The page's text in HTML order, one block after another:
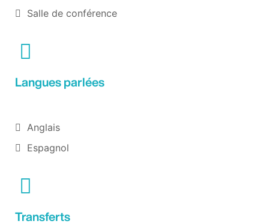
Salle de conférence
Langues parlées
Anglais
Espagnol
Transferts